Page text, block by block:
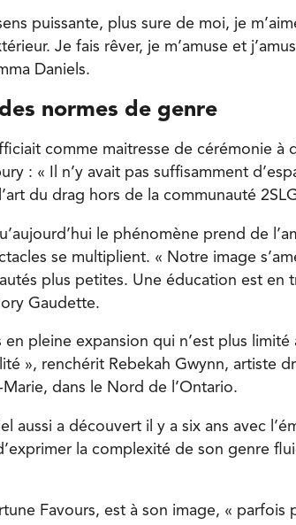
puissante, plus sure de moi, je
Je fais rêver, je m’amuse et
Daniels.
normes de genre
comme maitresse de cérémonie à
: « Il n’y avait pas suffisamment
du drag hors de la communauté
le phénomène prend de
se multiplient. « Notre image
plus petites. Une éducation est en
Gaudette.
en pleine expansion qui n’est plus
», renchérit Rebekah Gwynn, artiste
Marie, dans le Nord de l’Ontario.
aussi a découvert il y a six ans avec
la complexité de son genre
Favours, est à son image, « parfois